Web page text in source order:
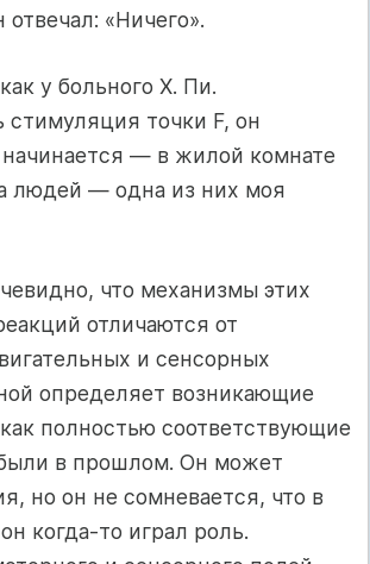
«Ничего».
у больного X. Пи.
стимуляция точки F, он
начинается — в жилой комнате
людей — одна из них моя
что механизмы этих
отличаются от
и сенсорных
определяет возникающие
полностью соответствующие
в прошлом. Он может
но он не сомневается, что в
когда-то играл роль.